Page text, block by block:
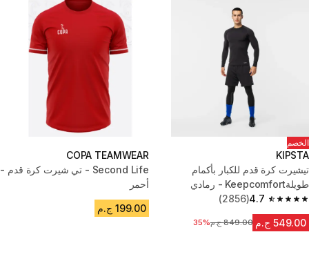
الخصم
KIPSTA
تيشيرت كرة قدم للكبار بأكمام
طويلةKeepcomfort - رمادي
4.7
4.7 out of 5 stars from 2856 reviews
(2856)
549.00 ج.م السعر قبل التخفيض
849.00 ج.م 35%
COPA TEAMWEAR
Second Life - تي شيرت كرة قدم -
أحمر
199.00 ج.م